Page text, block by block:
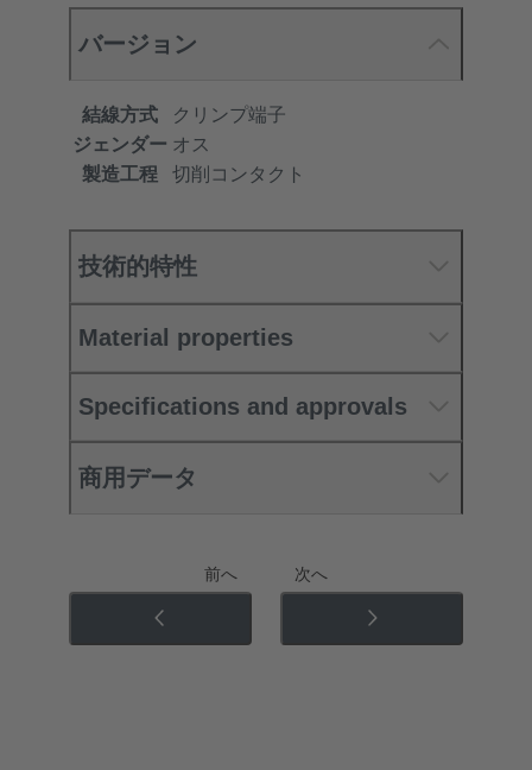
バージョン
結線方式
クリンプ端子
ジェンダー オス
製造工程
切削コンタクト
技術的特性
Material properties
Specifications and approvals
商用データ
前へ 次へ